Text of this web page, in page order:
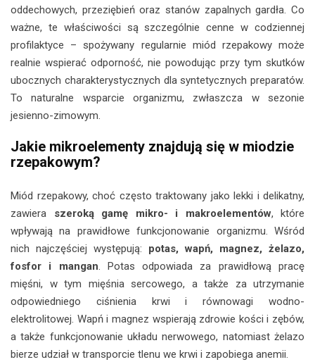
oddechowych, przeziębień oraz stanów zapalnych gardła. Co
ważne, te właściwości są szczególnie cenne w codziennej
profilaktyce – spożywany regularnie miód rzepakowy może
realnie wspierać odporność, nie powodując przy tym skutków
ubocznych charakterystycznych dla syntetycznych preparatów.
To naturalne wsparcie organizmu, zwłaszcza w sezonie
jesienno-zimowym.
Jakie mikroelementy znajdują się w miodzie
rzepakowym?
Miód rzepakowy, choć często traktowany jako lekki i delikatny,
zawiera szeroką gamę mikro- i makroelementów, które
wpływają na prawidłowe funkcjonowanie organizmu. Wśród
nich najczęściej występują: potas, wapń, magnez, żelazo,
fosfor i mangan. Potas odpowiada za prawidłową pracę
mięśni, w tym mięśnia sercowego, a także za utrzymanie
odpowiedniego ciśnienia krwi i równowagi wodno-
elektrolitowej. Wapń i magnez wspierają zdrowie kości i zębów,
a także funkcjonowanie układu nerwowego, natomiast żelazo
bierze udział w transporcie tlenu we krwi i zapobiega anemii.